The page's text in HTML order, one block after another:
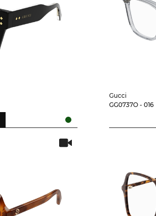
Gucci
GG0737O - 016